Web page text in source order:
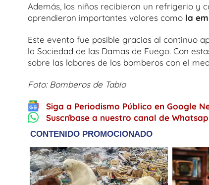
Además, los niños recibieron un refrigerio y
aprendieron importantes valores como la
Este evento fue posible gracias al continuo
la Sociedad de las Damas de Fuego. Con
sobre las labores de los bomberos con el
Foto: Bomberos de Tabio
Siga a Periodismo Público en Google
Suscríbase a nuestro canal de